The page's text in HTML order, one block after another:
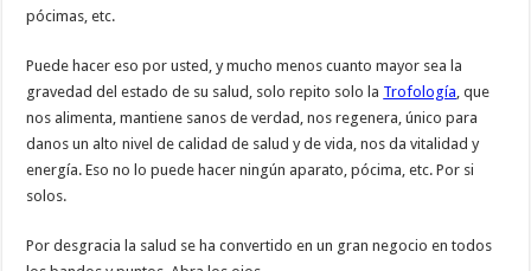
pócimas, etc.
Puede hacer eso por usted, y mucho menos cuanto mayor sea la
gravedad del estado de su salud, solo repito solo la Trofología , que
nos alimenta, mantiene sanos de verdad, nos regenera, único para
danos un alto nivel de calidad de salud y de vida, nos da vitalidad y
energía. Eso no lo puede hacer ningún aparato, pócima, etc. Por si
solos.
Por desgracia la salud se ha convertido en un gran negocio en todos